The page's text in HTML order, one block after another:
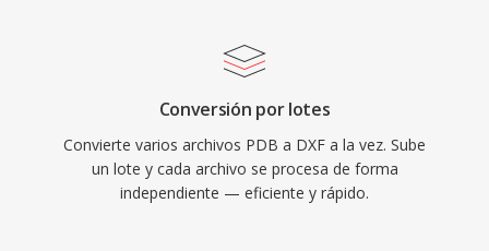
Conversión por lotes
Convierte varios archivos PDB a DXF a la vez. Sube
un lote y cada archivo se procesa de forma
independiente — eficiente y rápido.